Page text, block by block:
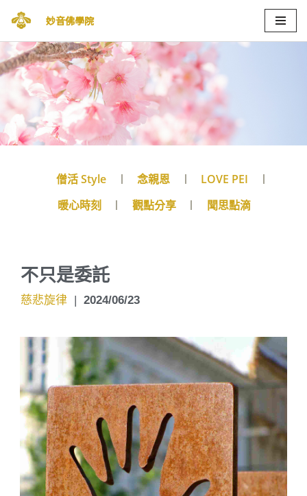
to
content
妙音佛學院
僧活 Style 念親恩
LOVE PEI
暖心時刻
觀點分享 聞思點滴
不只是委託
慈悲旋律 | 2024/06/23